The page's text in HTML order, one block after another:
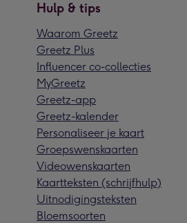
Hulp & tips
Waarom Greetz
Greetz Plus
Influencer co-collecties
MyGreetz
Greetz-app
Greetz-kalender
Personaliseer je kaart
Groepswenskaarten
Videowenskaarten
Kaartteksten (schrijfhulp)
Uitnodigingsteksten
Bloemsoorten